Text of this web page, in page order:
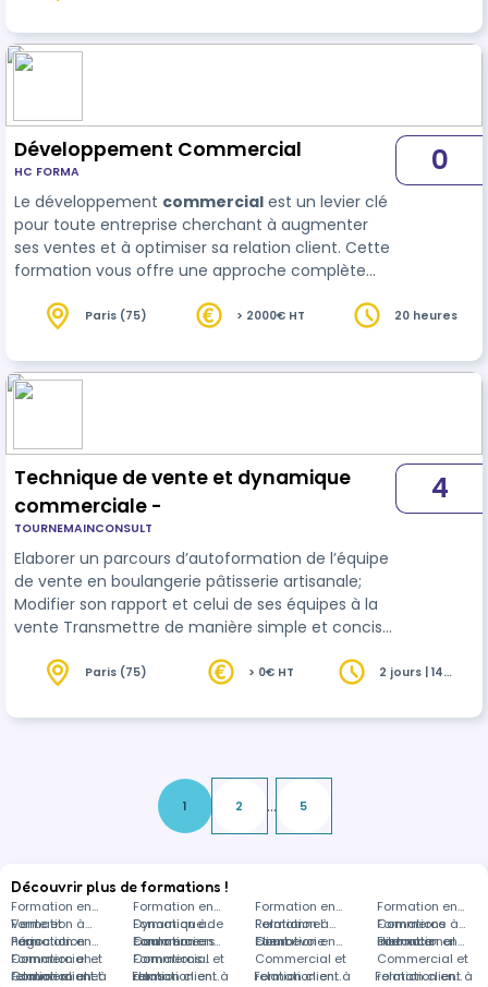
pratique concrète des outils comme ChatGPT,
Perp…
Développement Commercial
HC FORMA
Le développement commercial est un levier clé
pour toute entreprise cherchant à augmenter
ses ventes et à optimiser sa relation client. Cette
formation vous offre une approche complète
de gestion client pour maximiser votre…
0
Paris (75) > 2000€ HT 20 heures
Technique de vente et dynamique
commerciale -
TOURNEMAINCONSULT
Elaborer un parcours d’autoformation de l’équipe
de vente en boulangerie pâtisserie artisanale;
Modifier son rapport et celui de ses équipes à la
vente Transmettre de manière simple et concise
demande, nous adaptons le programme en
l'entreprise qui nous sollicite.
4
Paris (75) > 0€ HT
2 jours | 14
1 2 ... 5
Découvrir plus de formations !
Formation en
Vente et
négociation
Formation en
Dynamique de
commerce
Formation en
Relationnel
client
Formation en
Commerce
international
Formation à
Paris
Formation à
Coulommiers
Formation à
Courbevoie
Formations à
distance
Formation en
Commercial et
relation client à
Formation en
Commercial et
relation client à
Formation en
Commercial et
relation client à
Formation en
Commercial et
relation client à
Formation en
Commercial et
Formations
dans
Formation en
Formation en
Formation en
Formation en